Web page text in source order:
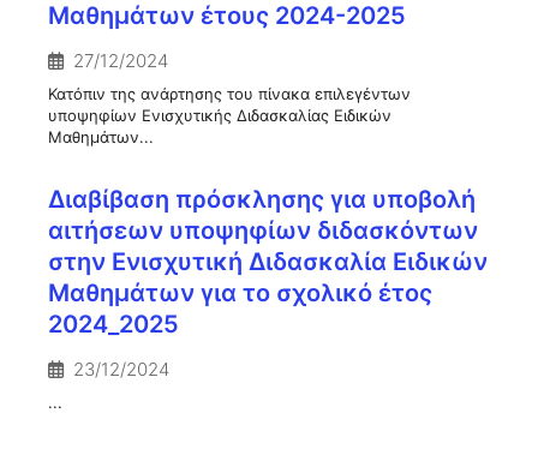
Μαθημάτων έτους 2024-2025
27/12/2024
Κατόπιν της ανάρτησης του πίνακα επιλεγέντων
υποψηφίων Ενισχυτικής Διδασκαλίας Ειδικών
Μαθημάτων...
Διαβίβαση πρόσκλησης για υποβολή
αιτήσεων υποψηφίων διδασκόντων
στην Ενισχυτική Διδασκαλία Ειδικών
Μαθημάτων για το σχολικό έτος
2024_2025
23/12/2024
...